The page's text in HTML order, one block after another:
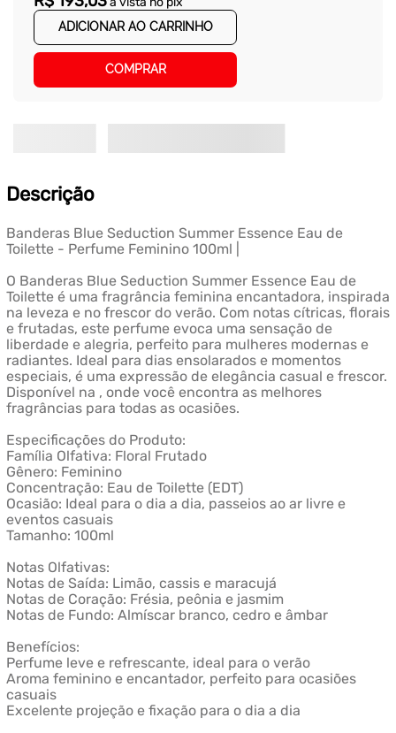
ADICIONAR AO CARRINHO
COMPRAR
Descrição
Banderas Blue Seduction Summer Essence Eau de
Toilette - Perfume Feminino 100ml |
O Banderas Blue Seduction Summer Essence Eau de
Toilette é uma fragrância feminina encantadora, inspirada
na leveza e no frescor do verão. Com notas cítricas, florais
e frutadas, este perfume evoca uma sensação de
liberdade e alegria, perfeito para mulheres modernas e
radiantes. Ideal para dias ensolarados e momentos
especiais, é uma expressão de elegância casual e frescor.
Disponível na , onde você encontra as melhores
fragrâncias para todas as ocasiões.
Especificações do Produto:
Família Olfativa: Floral Frutado
Gênero: Feminino
Concentração: Eau de Toilette (EDT)
Ocasião: Ideal para o dia a dia, passeios ao ar livre e
eventos casuais
Tamanho: 100ml
Notas Olfativas:
Notas de Saída: Limão, cassis e maracujá
Notas de Coração: Frésia, peônia e jasmim
Notas de Fundo: Almíscar branco, cedro e âmbar
Benefícios:
Perfume leve e refrescante, ideal para o verão
Aroma feminino e encantador, perfeito para ocasiões
casuais
Excelente projeção e fixação para o dia a dia